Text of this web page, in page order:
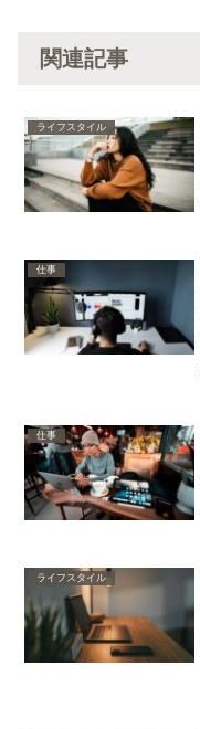
関連記事
ライフスタイル
仕事
仕事
ライフスタイル